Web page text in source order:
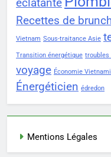
éclatante
Recettes de
Vietnam Sous-traitance Asie
Transition énergétique troubles
voyage Économie
Énergéticien édredon
Mentions Légales